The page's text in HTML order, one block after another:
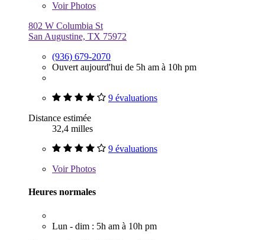
VoirPhotos
802 W Columbia St
San Augustine, TX 75972
(936) 679-2070
Ouvert aujourd'hui de 5h am à 10h pm
9 évaluations
Distance estimée
32,4 milles
9 évaluations
VoirPhotos
Heures normales
Lun - dim : 5h am à 10h pm